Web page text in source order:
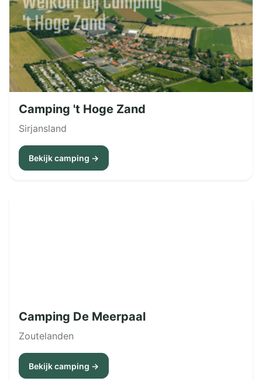
Camping 't Hoge Zand
Sirjansland
Bekijk camping →
Camping De Meerpaal
Zoutelanden
Bekijk camping →